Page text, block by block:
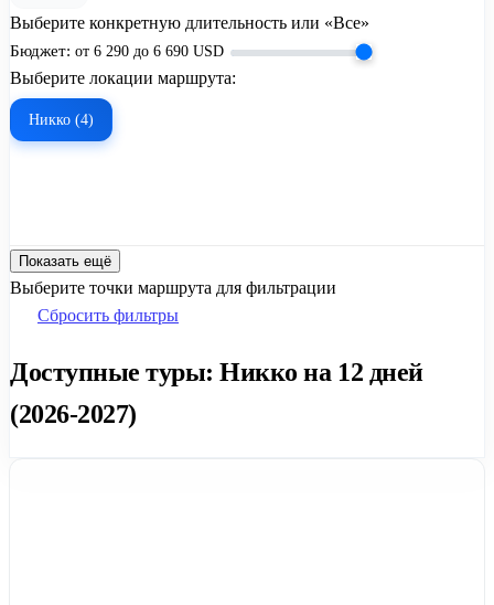
Выберите конкретную длительность или «Все»
Бюджет: от 6 290 до 6 690 USD
Выберите локации маршрута:
Никко (4)
Показать ещё
Выберите точки маршрута для фильтрации
Сбросить фильтры
Доступные туры: Никко на 12 дней
(2026-2027)